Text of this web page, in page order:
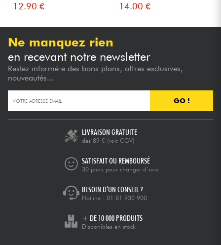
12.90 € 14.00 €
Ne manquez rien
en recevant notre newsletter
Restez informé·e des bons plans, offres exclusives,
nouveautés...
GO !
LIVRAISON GRATUITE
dès 89 € (voir CGV)
SATISFAIT OU REMBOURSÉ
30 jours pour changer d’avis
BESOIN D’UN CONSEIL ?
Hotline : 01 81 930 900
+ DE 10 000 PRODUITS
Disponibles en stock